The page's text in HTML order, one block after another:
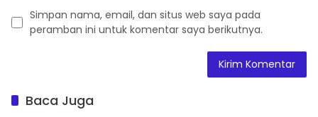
Simpan nama, email, dan situs web saya pada
peramban ini untuk komentar saya berikutnya.
Baca Juga